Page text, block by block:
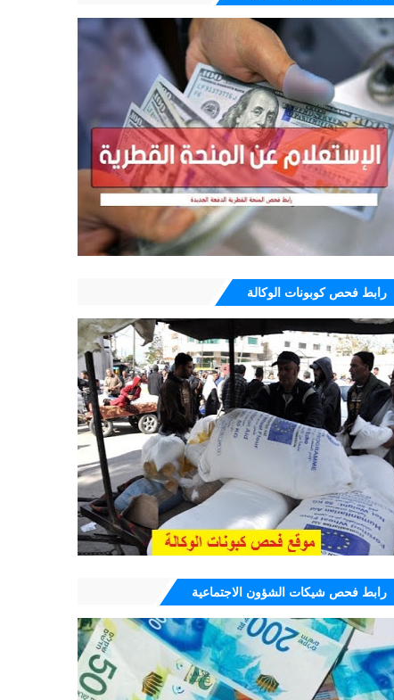
رابط فحص كوبونات الوكالة
رابط فحص شيكات الشؤون الاجتماعية